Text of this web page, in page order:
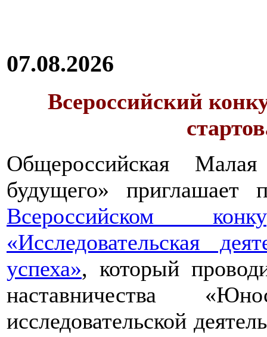
07.08.2026
Всероссийский
Общероссийская
будущего» приглашает
Всероссийском
«Исследовательская
успеха», который
наставничества
исследовательской